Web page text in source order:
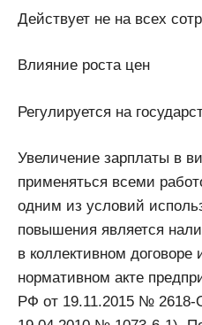
Действует не на всех
Влияние роста цен
Регулируется на
Увеличение зарплаты в
применяться всеми
одним из условий
повышения является
в коллективном
нормативном акте
РФ от 19.11.2015 № 2618-